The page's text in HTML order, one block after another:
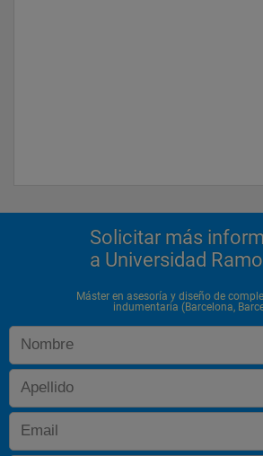
Solicitar más
a Universidad
Máster en asesoría y diseño de
indumentaria (Barcelona,